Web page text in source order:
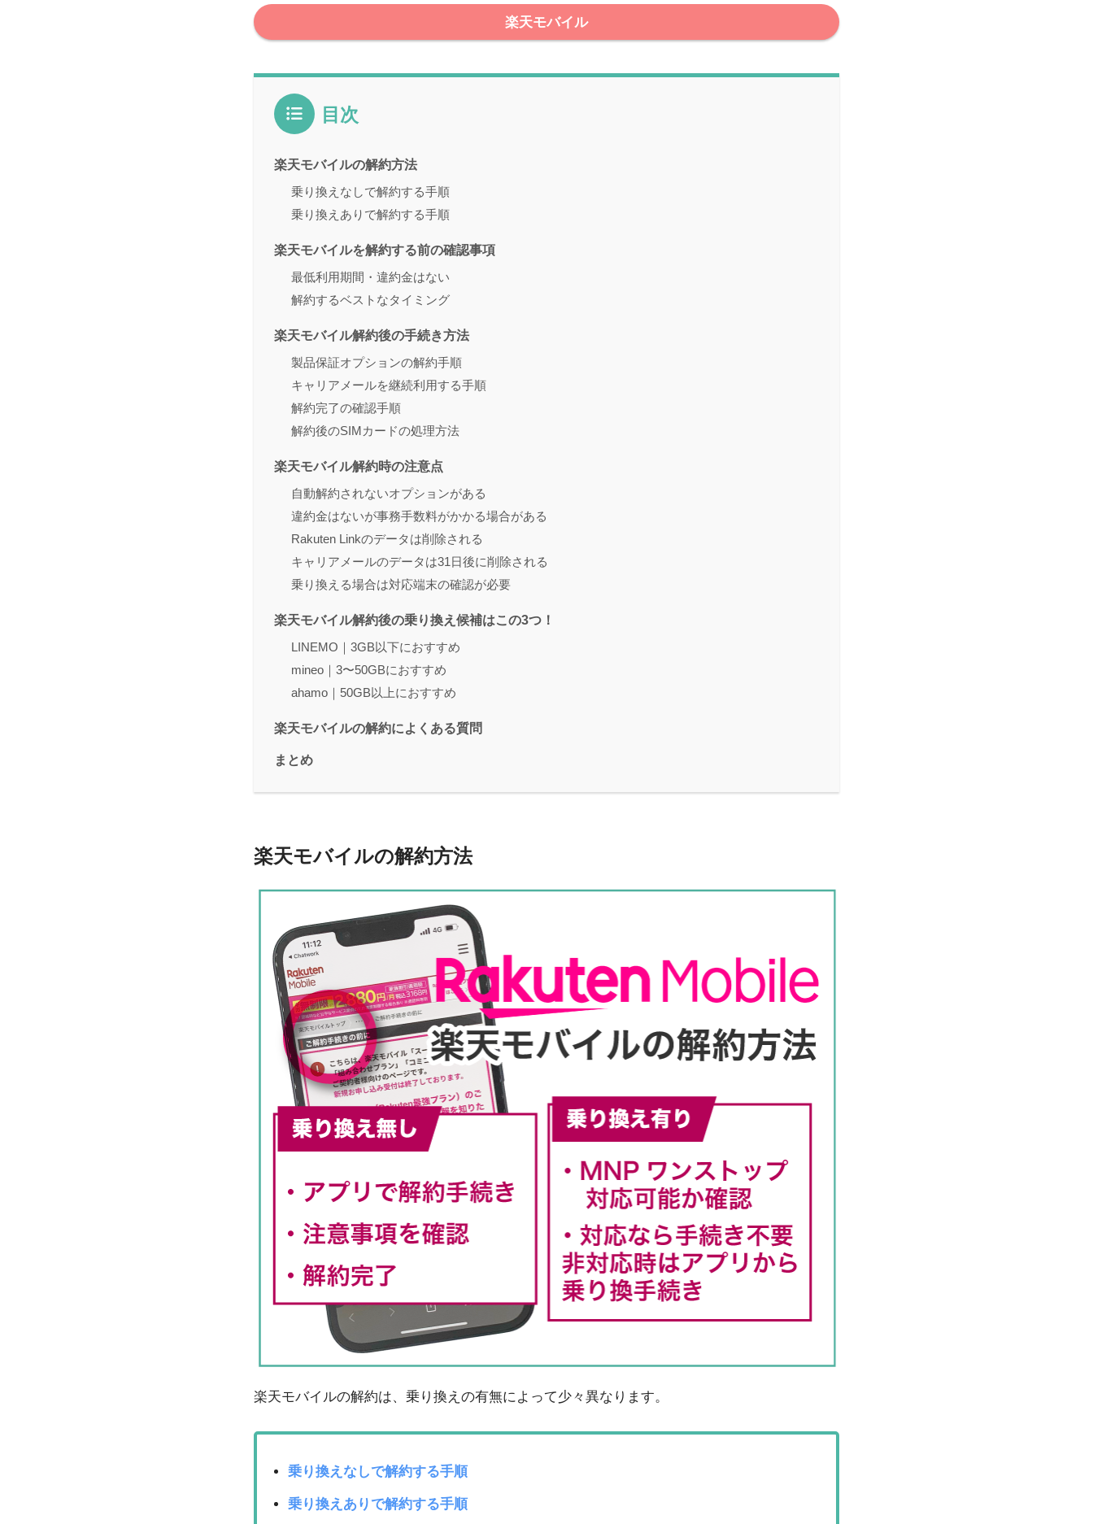
楽天モバイル
目次
楽天モバイルの解約方法
乗り換えなしで解約する手順
乗り換えありで解約する手順
楽天モバイルを解約する前の確認事項
最低利用期間・違約金はない
解約するベストなタイミング
楽天モバイル解約後の手続き方法
製品保証オプションの解約手順
キャリアメールを継続利用する手順
解約完了の確認手順
解約後のSIMカードの処理方法
楽天モバイル解約時の注意点
自動解約されないオプションがある
違約金はないが事務手数料がかかる場合がある
Rakuten Linkのデータは削除される
キャリアメールのデータは31日後に削除される
乗り換える場合は対応端末の確認が必要
楽天モバイル解約後の乗り換え候補はこの3つ！
LINEMO｜3GB以下におすすめ
mineo｜3〜50GBにおすすめ
ahamo｜50GB以上におすすめ
楽天モバイルの解約によくある質問
まとめ
楽天モバイルの解約方法
楽天モバイルの解約は、乗り換えの有無によって少々異なります。
乗り換えなしで解約する手順
乗り換えありで解約する手順